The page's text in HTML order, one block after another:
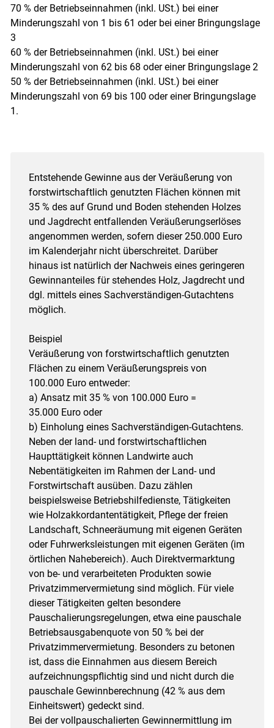
70 % der Betriebseinnahmen (inkl. USt.) bei einer
Minderungszahl von 1 bis 61 oder bei einer Bringungslage
3
60 % der Betriebseinnahmen (inkl. USt.) bei einer
Minderungszahl von 62 bis 68 oder einer Bringungslage 2
50 % der Betriebseinnahmen (inkl. USt.) bei einer
Minderungszahl von 69 bis 100 oder einer Bringungslage
1.
Entstehende Gewinne aus der Veräußerung von
forstwirtschaftlich genutzten Flächen können mit
35 % des auf Grund und Boden stehenden Holzes
und Jagdrecht entfallenden Veräußerungserlöses
angenommen werden, sofern dieser 250.000 Euro
im Kalenderjahr nicht überschreitet. Darüber
hinaus ist natürlich der Nachweis eines geringeren
Gewinnanteiles für stehendes Holz, Jagdrecht und
dgl. mittels eines Sachverständigen-Gutachtens
möglich.
Beispiel
Veräußerung von forstwirtschaftlich genutzten
Flächen zu einem Veräußerungspreis von
100.000 Euro entweder:
a) Ansatz mit 35 % von 100.000 Euro =
35.000 Euro oder
b) Einholung eines Sachverständigen-Gutachtens.
Neben der land- und forstwirtschaftlichen
Haupttätigkeit können Landwirte auch
Nebentätigkeiten im Rahmen der Land- und
Forstwirtschaft ausüben. Dazu zählen
beispielsweise Betriebshilfedienste, Tätigkeiten
wie ­Holzakkordantentätigkeit, Pflege der freien
Landschaft, Schneeräumung mit eigenen Geräten
oder Fuhrwerksleistungen mit eigenen Geräten (im
örtlichen Nahebereich). Auch Direktvermarktung
von be- und verarbeiteten Produkten sowie
Privatzimmervermietung sind möglich. Für viele
dieser Tätigkeiten gelten besondere
Pauschalierungsregelungen, etwa eine pauschale
Betriebsausgabenquote von 50 % bei der
Privatzimmervermietung. Besonders zu betonen
ist, dass die Einnahmen aus diesem Bereich
aufzeichnungspflichtig sind und nicht durch die
pauschale Gewinnberechnung (42 % aus dem
Einheitswert) gedeckt sind.
Bei der vollpauschalierten Gewinnermittlung im